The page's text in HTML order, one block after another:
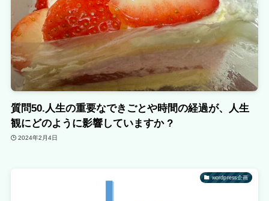
質問50.人生の重要なできごとや時間の経過が、人生
観にどのように影響していますか ?
2024年2月4日
wordpress企画